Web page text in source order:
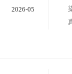
2026-05